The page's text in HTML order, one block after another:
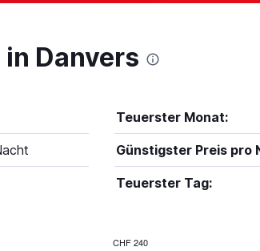
Danvers
Teuerster Monat:
Günstigster Preis pro
Teuerster Tag:
CHF 240